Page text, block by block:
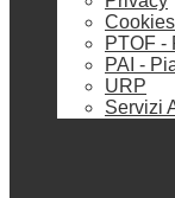
PTOF -
PAI -
URP
Servizi